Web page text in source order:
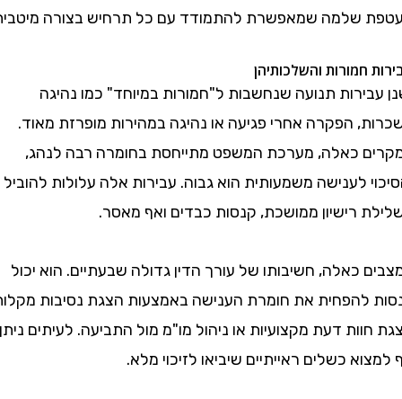
שלמה שמאפשרת להתמודד עם כל תרחיש בצורה מיטבית.
והשלכותיהן
תנועה שנחשבות ל"חמורות במיוחד" כמו נהיגה
הפקרה אחרי פגיעה או נהיגה במהירות מופרזת מאוד.
כאלה, מערכת המשפט מתייחסת בחומרה רבה לנהג,
לענישה משמעותית הוא גבוה. עבירות אלה עלולות להוביל
רישיון ממושכת, קנסות כבדים ואף מאסר.
כאלה, חשיבותו של עורך הדין גדולה שבעתיים. הוא יכול
את חומרת הענישה באמצעות הצגת נסיבות מקלות,
דעת מקצועיות או ניהול מו"מ מול התביעה. לעיתים ניתן
כשלים ראייתיים שיביאו לזיכוי מלא.